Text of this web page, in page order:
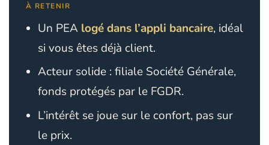
À RETENIR
Un PEA logé dans l’appli bancaire, idéal
si vous êtes déjà client.
Acteur solide : filiale Société Générale,
fonds protégés par le FGDR.
L’intérêt se joue sur le confort, pas sur
le prix.